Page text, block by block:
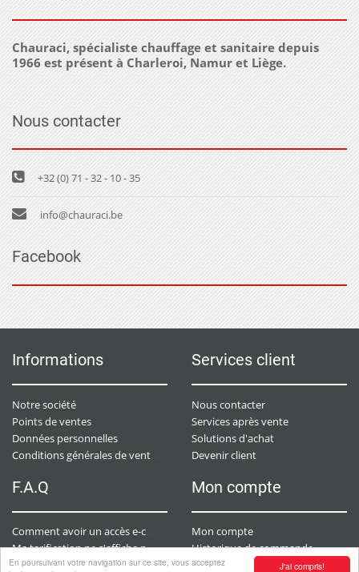
J'ai compris!
En poursuivant votre navigation sur ce site, vous acceptez
Chauraci, spécialiste chauffage et sanitaire depuis
1966 est présent à Charleroi, Namur et Liège.
Nous contacter
+32 (0) 71 - 32 - 10 - 35
info@chauraci.be
Facebook
Informations
Notre société
Points de ventes
Données personnelles
Services client
Nous contacter
Services après vente
Solutions d'achat
Devenir client
F.A.Q
Ma tarification ne s'affiche pas. Que dois-je faire ?
Comment ajouter des produits à mon panier ?
Mon compte
Mon compte
Historique de commande
Demande de devis